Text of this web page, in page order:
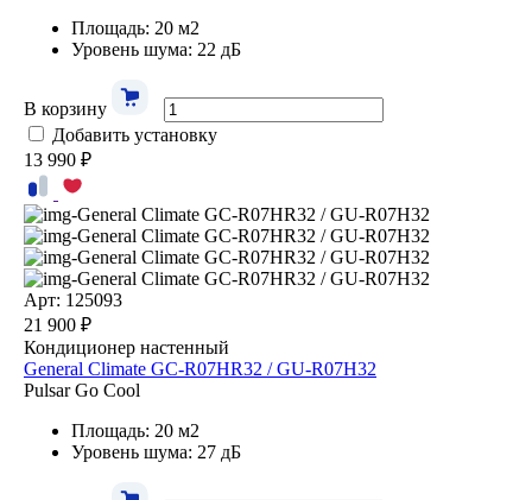
Площадь: 20 м2
Уровень шума: 22 дБ
В корзину
Добавить установку
13 990 ₽
Арт: 125093
21 900 ₽
Кондиционер настенный
General Climate GC-R07HR32 / GU-R07H32
Pulsar Go Cool
Площадь: 20 м2
Уровень шума: 27 дБ